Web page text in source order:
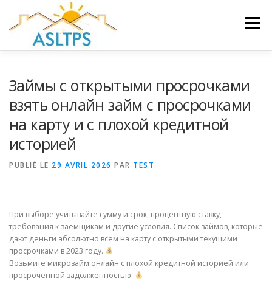
contenu
Menu
TRAVAUX ET PEINTURES CONTACT
Займы с открытыми просрочками
взять онлайн займ с просрочками
на карту и с плохой кредитной
историей
PUBLIÉ LE 29 AVRIL 2026 PAR TEST
При выборе учитывайте сумму и срок, процентную ставку,
требования к заемщикам и другие условия. Список займов, которые
дают деньги абсолютно всем на карту с открытыми текущими
просрочками в 2023 году.
Возьмите микрозайм онлайн с плохой кредитной историей или
просроченной задолженностью.